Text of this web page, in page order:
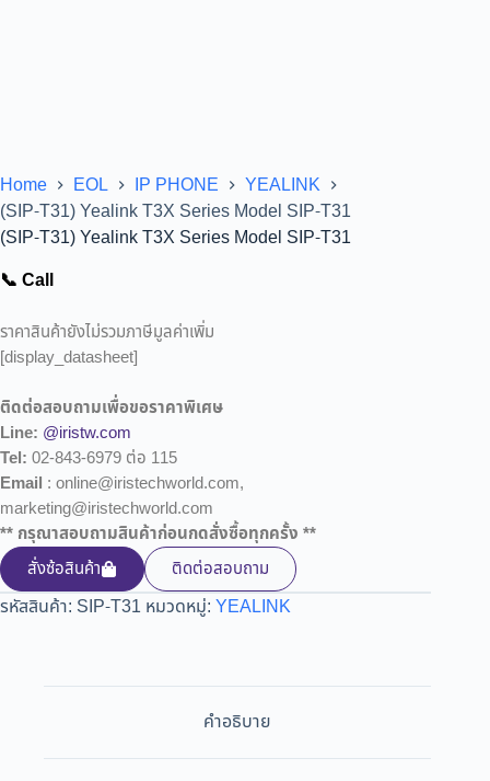
Home EOL IP PHONE
YEALINK
(SIP-T31) Yealink T3X Series Model SIP-T31
(SIP-T31) Yealink T3X Series Model SIP-T31
📞 Call
ราคาสินค้ายังไม่รวมภาษีมูลค่าเพิ่ม
[display_datasheet]
ติดต่อสอบถามเพื่อขอราคาพิเศษ
Line: @iristw.com
Tel: 02-843-6979 ต่อ 115
Email : online@iristechworld.com,
marketing@iristechworld.com
** กรุณาสอบถามสินค้าก่อนกดสั่งซื้อทุกครั้ง **
สั่งซ้อสินค้า
ติดต่อสอบถาม
รหัสสินค้า: SIP-T31 หมวดหมู่: YEALINK
คำอธิบาย